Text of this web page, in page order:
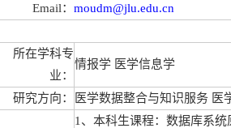
Email： moudm@jlu.edu.cn
所在学科专
业：
情报学 医学信息学
研究方向： 医学数据整合与知识服务 医
1、本科生课程：数据库系统